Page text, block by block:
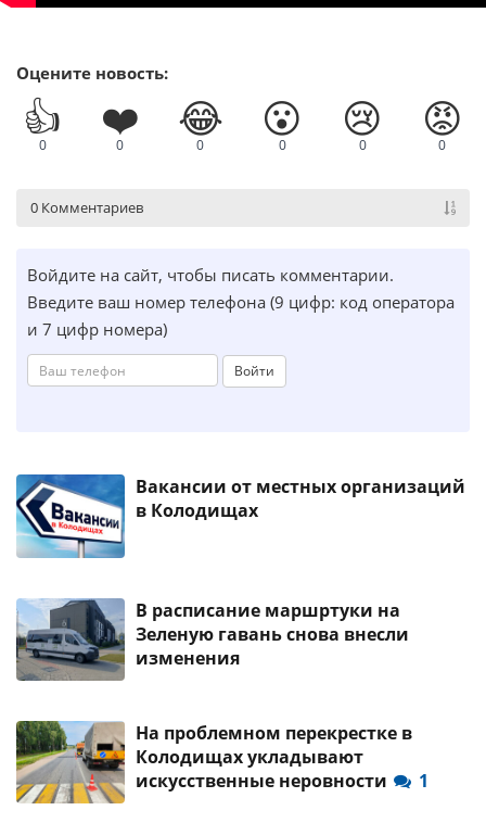
Оцените новость:
👍
0
❤️
0
😂
0
😮
0
😢
0
😡
0
0 Комментариев
Войдите на сайт, чтобы писать комментарии.
Введите ваш номер телефона (9 цифр: код оператора
и 7 цифр номера)
Войти
Вакансии от местных организаций
в Колодищах
В расписание маршртуки на
Зеленую гавань снова внесли
изменения
На проблемном перекрестке в
Колодищах укладывают
искусственные неровности
1